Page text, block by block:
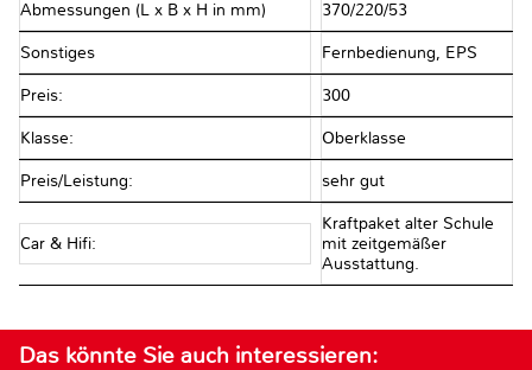
Abmessungen (L x B x H in mm) 370/220/53
Sonstiges Fernbedienung, EPS
Preis: 300
Klasse: Oberklasse
Preis/Leistung: sehr gut
Car & Hifi:
Kraftpaket alter Schule
mit zeitgemäßer
Ausstattung.
Das könnte Sie auch interessieren: